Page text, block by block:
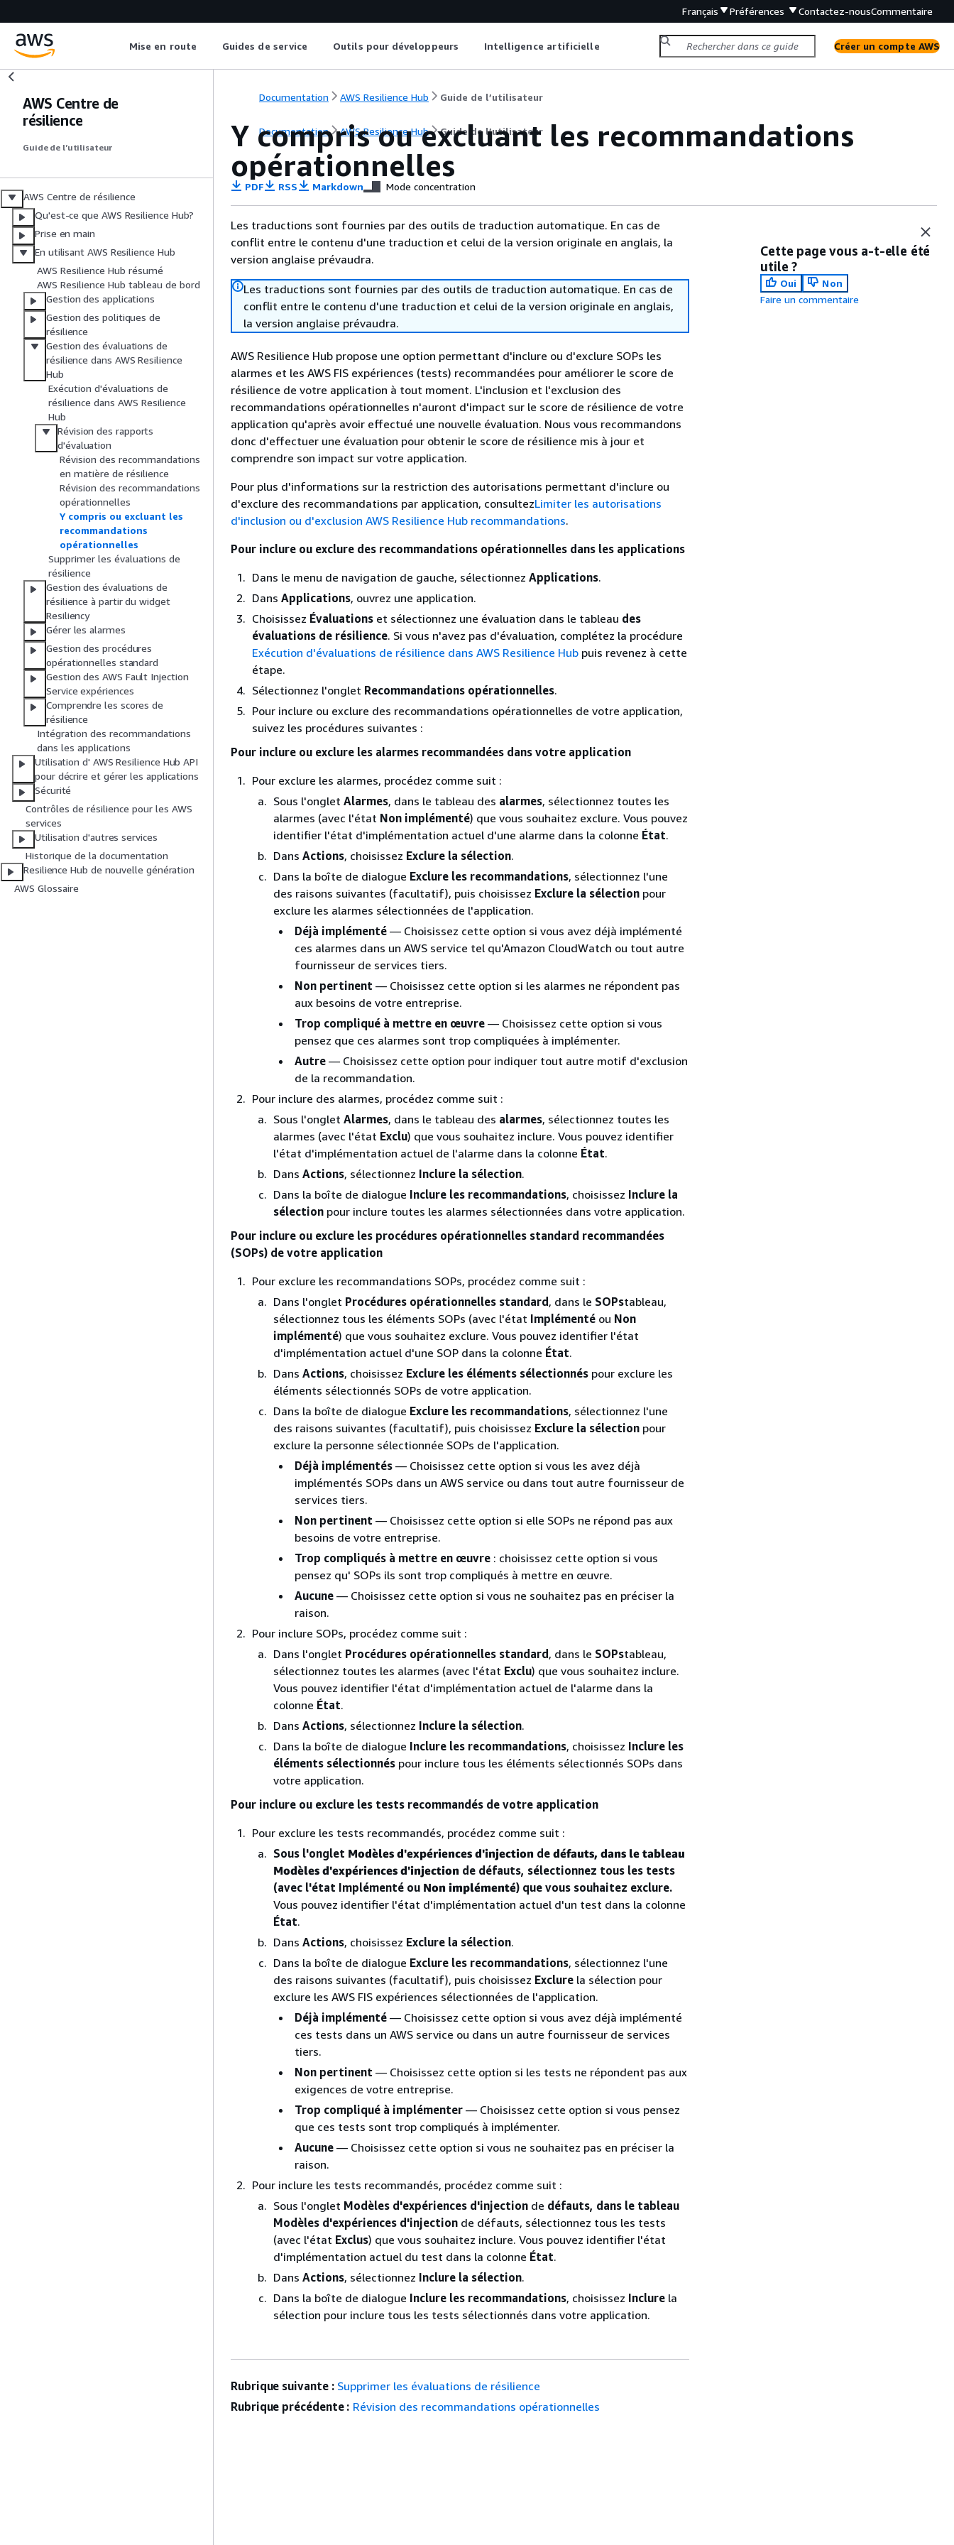
Français Préférences Contactez-nousCommentaire
Mise en route Guides de service Outils pour développeurs Intelligence artificielle Créer un compte AWS
AWS Centre de
résilience
Guide de l’utilisateur
AWS Centre de résilience
Qu'est-ce que AWS Resilience Hub?
Prise en main
En utilisant AWS Resilience Hub
AWS Resilience Hub résumé
AWS Resilience Hub tableau de bord
Gestion des applications
Gestion des politiques de
résilience
Gestion des évaluations de
résilience dans AWS Resilience
Hub
Exécution d'évaluations de
résilience dans AWS Resilience
Hub
Révision des rapports
d'évaluation
Révision des recommandations
en matière de résilience
Révision des recommandations
opérationnelles
Y compris ou excluant les
recommandations
opérationnelles
Supprimer les évaluations de
résilience
Gestion des évaluations de
résilience à partir du widget
Resiliency
Gérer les alarmes
Gestion des procédures
opérationnelles standard
Gestion des AWS Fault Injection
Service expériences
Comprendre les scores de
résilience
Intégration des recommandations
dans les applications
Utilisation d' AWS Resilience Hub API
pour décrire et gérer les applications
Sécurité
Contrôles de résilience pour les AWS
services
Utilisation d'autres services
Historique de la documentation
Resilience Hub de nouvelle génération
AWS Glossaire
Documentation AWS Resilience Hub Guide de l’utilisateur
Documentation AWS Resilience Hub Guide de l’utilisateur
Y compris ou excluant les recommandations
opérationnelles
PDF RSS Markdown Mode concentration
Les traductions sont fournies par des outils de traduction automatique. En cas de
conflit entre le contenu d'une traduction et celui de la version originale en anglais, la
version anglaise prévaudra.
Les traductions sont fournies par des outils de traduction automatique. En cas de
conflit entre le contenu d'une traduction et celui de la version originale en anglais,
la version anglaise prévaudra.
AWS Resilience Hub propose une option permettant d'inclure ou d'exclure SOPs les
alarmes et les AWS FIS expériences (tests) recommandées pour améliorer le score de
résilience de votre application à tout moment. L'inclusion et l'exclusion des
recommandations opérationnelles n'auront d'impact sur le score de résilience de votre
application qu'après avoir effectué une nouvelle évaluation. Nous vous recommandons
donc d'effectuer une évaluation pour obtenir le score de résilience mis à jour et
comprendre son impact sur votre application.
Pour plus d'informations sur la restriction des autorisations permettant d'inclure ou
d'exclure des recommandations par application, consultezLimiter les autorisations
d'inclusion ou d'exclusion AWS Resilience Hub recommandations.
Pour inclure ou exclure des recommandations opérationnelles dans les applications
Dans le menu de navigation de gauche, sélectionnez Applications.
Dans Applications, ouvrez une application.
Choisissez Évaluations et sélectionnez une évaluation dans le tableau des
évaluations de résilience. Si vous n'avez pas d'évaluation, complétez la procédure
Exécution d'évaluations de résilience dans AWS Resilience Hub puis revenez à cette
étape.
Sélectionnez l'onglet Recommandations opérationnelles.
Pour inclure ou exclure des recommandations opérationnelles de votre application,
suivez les procédures suivantes :
Pour inclure ou exclure les alarmes recommandées dans votre application
Pour exclure les alarmes, procédez comme suit :
Sous l'onglet Alarmes, dans le tableau des alarmes, sélectionnez toutes les
alarmes (avec l'état Non implémenté) que vous souhaitez exclure. Vous pouvez
identifier l'état d'implémentation actuel d'une alarme dans la colonne État.
Dans Actions, choisissez Exclure la sélection.
Dans la boîte de dialogue Exclure les recommandations, sélectionnez l'une
des raisons suivantes (facultatif), puis choisissez Exclure la sélection pour
exclure les alarmes sélectionnées de l'application.
Déjà implémenté — Choisissez cette option si vous avez déjà implémenté
ces alarmes dans un AWS service tel qu'Amazon CloudWatch ou tout autre
fournisseur de services tiers.
Non pertinent — Choisissez cette option si les alarmes ne répondent pas
aux besoins de votre entreprise.
Trop compliqué à mettre en œuvre — Choisissez cette option si vous
pensez que ces alarmes sont trop compliquées à implémenter.
Autre — Choisissez cette option pour indiquer tout autre motif d'exclusion
de la recommandation.
Pour inclure des alarmes, procédez comme suit :
Sous l'onglet Alarmes, dans le tableau des alarmes, sélectionnez toutes les
alarmes (avec l'état Exclu) que vous souhaitez inclure. Vous pouvez identifier
l'état d'implémentation actuel de l'alarme dans la colonne État.
Dans Actions, sélectionnez Inclure la sélection.
Dans la boîte de dialogue Inclure les recommandations, choisissez Inclure la
sélection pour inclure toutes les alarmes sélectionnées dans votre application.
Pour inclure ou exclure les procédures opérationnelles standard recommandées
(SOPs) de votre application
Pour exclure les recommandations SOPs, procédez comme suit :
Dans l'onglet Procédures opérationnelles standard , dans le SOPstableau,
sélectionnez tous les éléments SOPs (avec l'état Implémenté ou Non
implémenté) que vous souhaitez exclure. Vous pouvez identifier l'état
d'implémentation actuel d'une SOP dans la colonne État.
Dans Actions, choisissez Exclure les éléments sélectionnés pour exclure les
éléments sélectionnés SOPs de votre application.
Dans la boîte de dialogue Exclure les recommandations, sélectionnez l'une
des raisons suivantes (facultatif), puis choisissez Exclure la sélection pour
exclure la personne sélectionnée SOPs de l'application.
Déjà implémentés — Choisissez cette option si vous les avez déjà
implémentés SOPs dans un AWS service ou dans tout autre fournisseur de
services tiers.
Non pertinent — Choisissez cette option si elle SOPs ne répond pas aux
besoins de votre entreprise.
Trop compliqués à mettre en œuvre : choisissez cette option si vous
pensez qu' SOPs ils sont trop compliqués à mettre en œuvre.
Aucune — Choisissez cette option si vous ne souhaitez pas en préciser la
raison.
Pour inclure SOPs, procédez comme suit :
Dans l'onglet Procédures opérationnelles standard , dans le SOPstableau,
sélectionnez toutes les alarmes (avec l'état Exclu) que vous souhaitez inclure.
Vous pouvez identifier l'état d'implémentation actuel de l'alarme dans la
colonne État.
Dans Actions, sélectionnez Inclure la sélection.
Dans la boîte de dialogue Inclure les recommandations, choisissez Inclure les
éléments sélectionnés pour inclure tous les éléments sélectionnés SOPs dans
votre application.
Pour inclure ou exclure les tests recommandés de votre application
Pour exclure les tests recommandés, procédez comme suit :
Sous l'onglet Modèles d'expériences d'injection de défauts, dans le tableau
Modèles d'expériences d'injection de défauts, sélectionnez tous les tests
(avec l'état Implémenté ou Non implémenté) que vous souhaitez exclure.
Vous pouvez identifier l'état d'implémentation actuel d'un test dans la colonne
État.
Dans Actions, choisissez Exclure la sélection.
Dans la boîte de dialogue Exclure les recommandations, sélectionnez l'une
des raisons suivantes (facultatif), puis choisissez Exclure la sélection pour
exclure les AWS FIS expériences sélectionnées de l'application.
Déjà implémenté — Choisissez cette option si vous avez déjà implémenté
ces tests dans un AWS service ou dans un autre fournisseur de services
tiers.
Non pertinent — Choisissez cette option si les tests ne répondent pas aux
exigences de votre entreprise.
Trop compliqué à implémenter — Choisissez cette option si vous pensez
que ces tests sont trop compliqués à implémenter.
Aucune — Choisissez cette option si vous ne souhaitez pas en préciser la
raison.
Pour inclure les tests recommandés, procédez comme suit :
Sous l'onglet Modèles d'expériences d'injection de défauts, dans le tableau
Modèles d'expériences d'injection de défauts, sélectionnez tous les tests
(avec l'état Exclus) que vous souhaitez inclure. Vous pouvez identifier l'état
d'implémentation actuel du test dans la colonne État.
Dans Actions, sélectionnez Inclure la sélection.
Dans la boîte de dialogue Inclure les recommandations, choisissez Inclure la
sélection pour inclure tous les tests sélectionnés dans votre application.
Cette page vous a-t-elle été
utile ?
Oui
Non
Faire un commentaire
Rubrique suivante : Supprimer les évaluations de résilience
Rubrique précédente : Révision des recommandations opérationnelles